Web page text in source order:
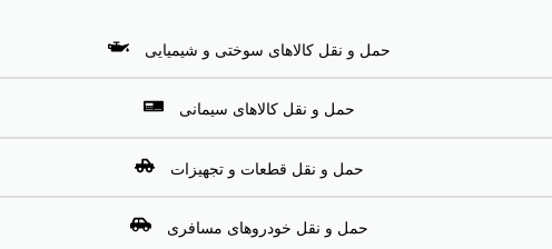
حمل و نقل کالاهای سوختی و شیمیایی
حمل و نقل کالاهای سیمانی
حمل و نقل قطعات و تجهیزات
حمل و نقل خودروهای مسافری